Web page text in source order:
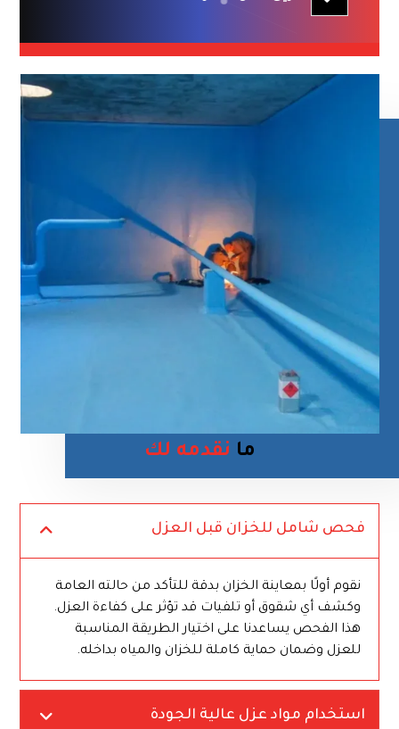
ما نقدمه لك
فحص شامل للخزان قبل العزل
نقوم أولًا بمعاينة الخزان بدقة للتأكد من حالته العامة
وكشف أي شقوق أو تلفيات قد تؤثر على كفاءة العزل.
هذا الفحص يساعدنا على اختيار الطريقة المناسبة
للعزل وضمان حماية كاملة للخزان والمياه بداخله.
استخدام مواد عزل عالية الجودة